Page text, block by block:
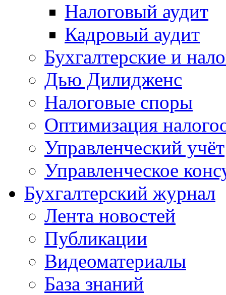
Налоговый аудит
Кадровый аудит
Бухгалтерские и
Дью Дилидженс
Налоговые споры
Оптимизация
Управленческий учёт
Управленческое
Бухгалтерский журнал
Лента новостей
Публикации
Видеоматериалы
База знаний